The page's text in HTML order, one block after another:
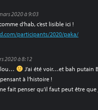
2020 à 9:03
d’hab, c’est lisible ici !
participants/2020/paka/
2020 à 8:12
J’ai été voir…et bah putain
à l’histoire !
fait penser qu’il faut peut être